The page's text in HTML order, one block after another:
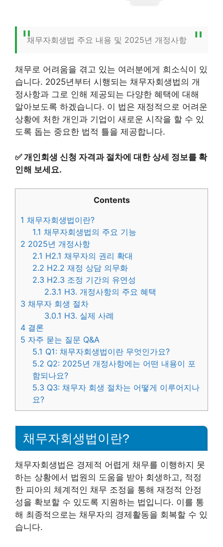
채무자회생법 주요 내용 및 2025년 개정사항
채무로 어려움을 겪고 있는 여러분에게 희소식이 있
습니다. 2025년부터 시행되는 채무자회생법의 개
정사항과 그로 인해 제공되는 다양한 혜택에 대해
알아보도록 하겠습니다. 이 법은 재정적으로 어려운
상황에 처한 개인과 기업이 새로운 시작을 할 수 있
도록 돕는 중요한 법적 틀을 제공합니다.
✅개인회생 신청 자격과 절차에 대한 상세 정보를 확
인해 보세요.
Contents
1 채무자회생법이란?
1.1 채무자회생법의 주요 기능
2 2025년 개정사항
2.1 H2.1 채무자의 권리 확대
2.2 H2.2 재정 상담 의무화
2.3 H2.3 조정 기간의 유연성
2.3.1 H3. 개정사항의 주요 혜택
3 채무자 회생 절차
3.0.1 H3. 실제 사례
4 결론
5 자주 묻는 질문 Q&A
5.1 Q1: 채무자회생법이란 무엇인가요?
5.2 Q2: 2025년 개정사항에는 어떤 내용이 포
함되나요?
5.3 Q3: 채무자 회생 절차는 어떻게 이루어지나
요?
채무자회생법이란?
채무자회생법은 경제적 어렵게 채무를 이행하지 못
하는 상황에서 법원의 도움을 받아 회생하고, 적정
한 피아의 체계적인 채무 조정을 통해 재정적 안정
성을 확보할 수 있도록 지원하는 법입니다. 이를 통
해 최종적으로는 채무자의 경제활동을 회복할 수 있
습니다.